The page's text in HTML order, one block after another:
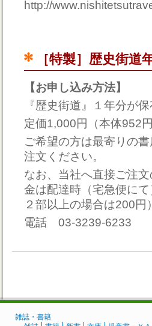
http://
［特製］歴史街
【お申し込み方法】
『歴史街道』１年分が
定価1,000円（本体952円
ご希望の方は最寄りの
注文ください。
なお、当社へ直接ご注
金は配達時（宅急便に
２部以上の場合は200
電話 03-3239-6233
雑誌・書籍